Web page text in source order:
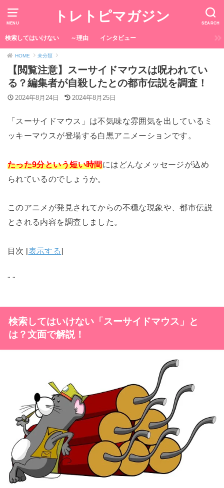
MENU SEARCH
トレトピマガジン
検索してはいけない ～理由 インタビュー
HOME 未分類
【閲覧注意】スーサイドマウスは呪われてい
る？編集者が自殺したとの都市伝説を調査！
2024年8月24日 2024年8月25日
「スーサイドマウス」は不気味な雰囲気を出しているミ
ッキーマウスが登場する白黒アニメーションです。
たった9分という短い時間にはどんなメッセージが込め
られているのでしょうか。
このアニメが発見されてからの不穏な現象や、都市伝説
とされる内容を調査しました。
目次 [表示する]
" "
検索してはいけない「スーサイドマウス」と
は？文面で解説！